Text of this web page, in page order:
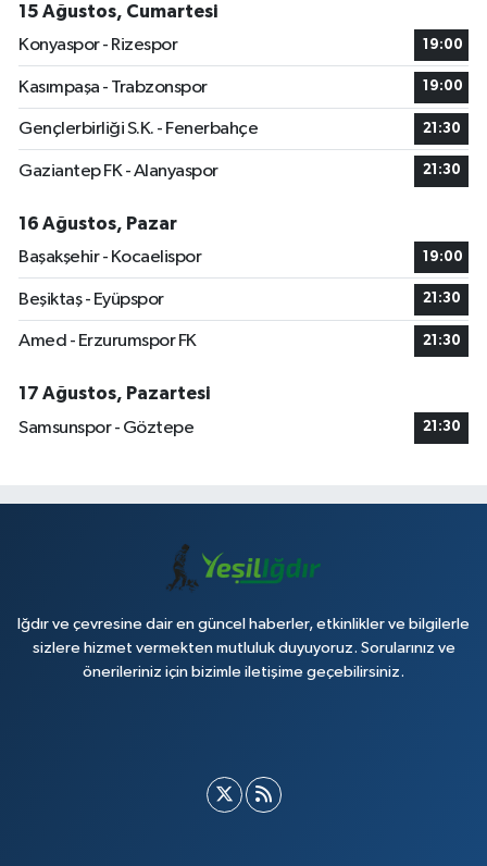
15 Ağustos, Cumartesi
Konyaspor - Rizespor
19:00
Kasımpaşa - Trabzonspor 19:00
Gençlerbirliği S.K. - Fenerbahçe 21:30
Gaziantep FK - Alanyaspor 21:30
16 Ağustos, Pazar
Başakşehir - Kocaelispor
19:00
Beşiktaş - Eyüpspor 21:30
Amed - Erzurumspor FK 21:30
17 Ağustos, Pazartesi
Samsunspor - Göztepe
21:30
Iğdır ve çevresine dair en güncel haberler, etkinlikler ve bilgilerle
sizlere hizmet vermekten mutluluk duyuyoruz. Sorularınız ve
önerileriniz için bizimle iletişime geçebilirsiniz.